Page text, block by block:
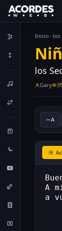
Inicio los
los
Gary 3
A
A
a